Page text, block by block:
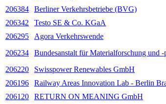
206384 Berliner Verkehrsbetriebe (BVG)
206342
Testo SE & Co. KGaA
206295
Agora Ver­kehrs­wende
206234
Bundesanstalt für Materialforschung und
206220
Swis­spower Rene­wa­bles GmbH
206196
Railway Areas Innovation Lab - Berlin
206120
RETURN ON MEA­NING GmbH